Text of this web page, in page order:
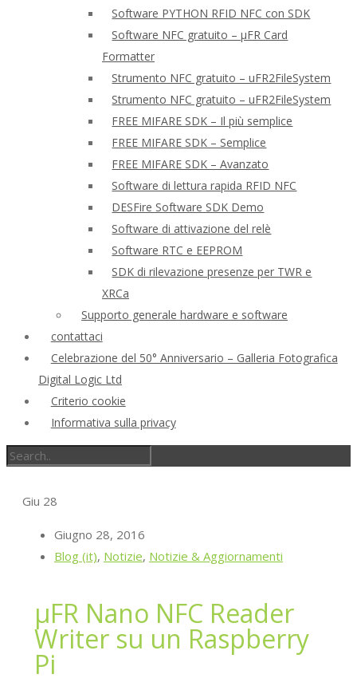
Software PYTHON RFID NFC con SDK
Software NFC gratuito – μFR Card
Formatter
Strumento NFC gratuito – uFR2FileSystem
Strumento NFC gratuito – uFR2FileSystem
FREE MIFARE SDK – Il più semplice
FREE MIFARE SDK – Semplice
FREE MIFARE SDK – Avanzato
Software di lettura rapida RFID NFC
DESFire Software SDK Demo
Software di attivazione del relè
Software RTC e EEPROM
SDK di rilevazione presenze per TWR e
XRCa
Supporto generale hardware e software
contattaci
Celebrazione del 50° Anniversario – Galleria Fotografica
Digital Logic Ltd
Criterio cookie
Informativa sulla privacy
Giu 28
Giugno 28, 2016
Blog (it), Notizie, Notizie & Aggiornamenti
μFR Nano NFC Reader
Writer su un Raspberry
Pi